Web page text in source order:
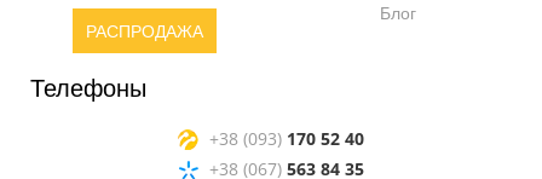
РАСПРОДАЖА
Блог
Телефоны
+38 (093) 170 52 40
+38 (067) 563 84 35